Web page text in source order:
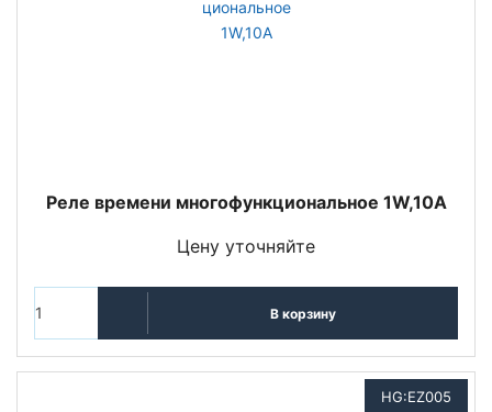
Реле времени многофункциональное 1W,10A
Цену уточняйте
В корзину
HG:EZ005